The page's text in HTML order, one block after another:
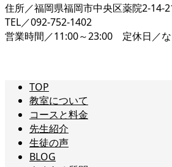
住所／福岡県福岡市中央区薬院2-
TEL／092-752-1402
営業時間／11:00～23:00 定休日／
TOP
教室について
コースと料金
先生紹介
生徒の声
BLOG